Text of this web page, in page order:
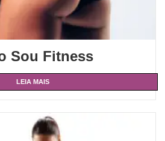
Sou Fitness
LEIA MAIS